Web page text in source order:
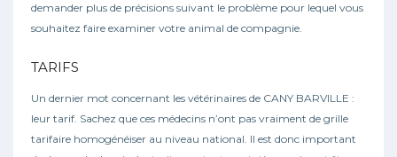
demander plus de précisions suivant le problème pour lequel vous
souhaitez faire examiner votre animal de compagnie.
TARIFS
Un dernier mot concernant les vétérinaires de CANY BARVILLE :
leur tarif. Sachez que ces médecins n’ont pas vraiment de grille
tarifaire homogénéiser au niveau national. Il est donc important